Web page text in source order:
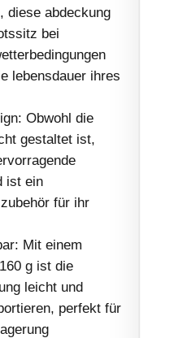
diese abdeckung
bei
lebensdauer ihres
Obwohl die
gestaltet ist,
ist ein
für ihr
Mit einem
g ist die
leicht und
perfekt für